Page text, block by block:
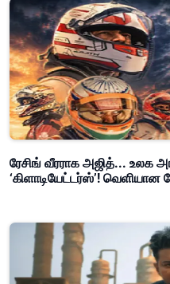
ரேசிங் வீரராக அஜித்... உலக
‘கிளாடியேட்டர்ஸ்’!